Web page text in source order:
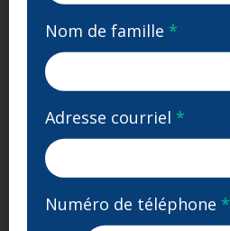
Nom de famille *
Adresse courriel *
Numéro de téléphone *
Appelez notre clinique
APPELEZ LE
Heures d'ouverture